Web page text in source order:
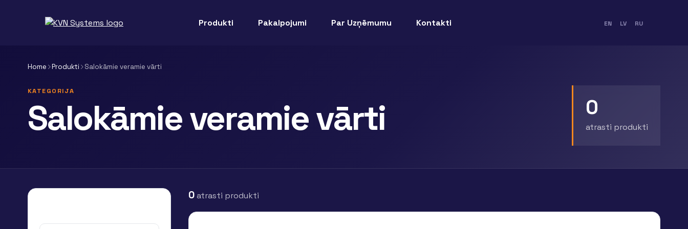
Produkti Pakalpojumi Par Uzņēmumu Kontakti EN LV RU
Home Produkti Salokāmie veramie vārti
KATEGORIJA
Salokāmie veramie vārti 0
atrasti produkti
0atrasti produkti